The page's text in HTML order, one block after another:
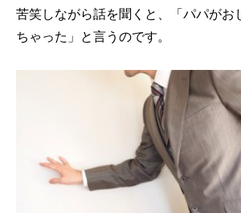
苦笑しながら話を聞くと、「パパがお
ちゃった」と言うのです。